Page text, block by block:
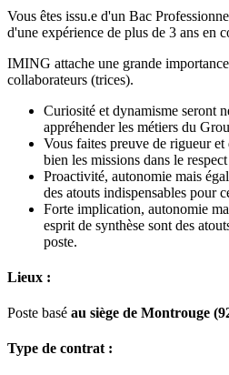
Vous êtes issu.e d'un Bac
d'une expérience de plus de 3 ans en
IMING attache une grande
collaborateurs (trices).
Curiosité et dynamisme seront
appréhender les métiers du
Vous faites preuve de rigueur
bien les missions dans le
Proactivité, autonomie mais
des atouts indispensables pour
Forte implication, autonomie
esprit de synthèse sont des
poste.
Lieux :
Poste basé au siège de Montrouge
Type de contrat :